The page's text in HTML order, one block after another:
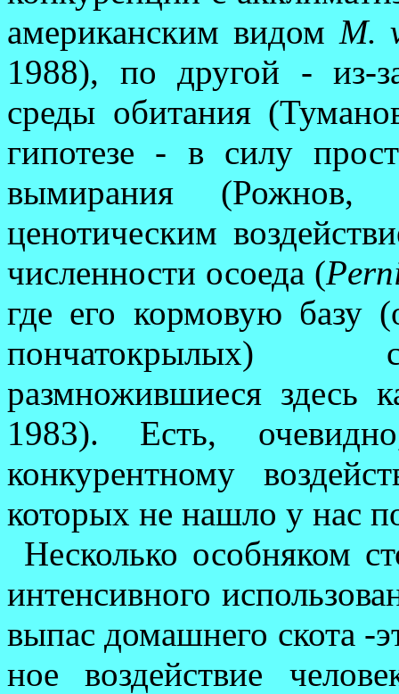
амери­канским видом M.
1988), по дру­гой - из-
среды обитания
гипотезе - в силу
вымирания
ценотическим
численности осоеда (
где его кормовую базу
пончатокрылых)
размножившиеся здесь
1983). Есть,
конкурентному
которых не нашло у нас
Несколько особняком
интенсивного
выпас домашнего скота -
ное воздействие